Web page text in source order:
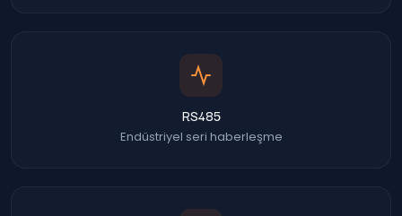
RS485
Endüstriyel seri haberleşme